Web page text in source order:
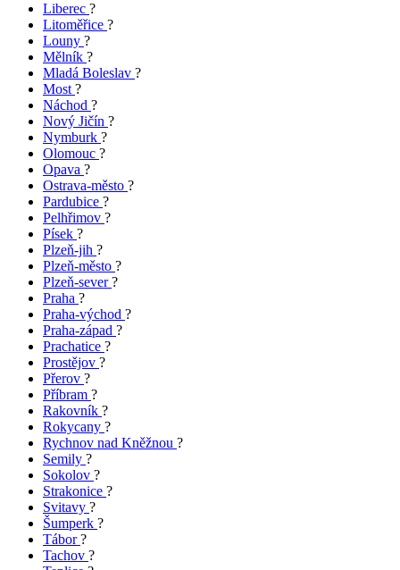
Liberec ?
Litoměřice ?
Louny ?
Mělník ?
Mladá Boleslav ?
Most?
Náchod ?
Nový Jičín ?
Nymburk ?
Olomouc ?
Opava ?
Ostrava-město ?
Pardubice ?
Pelhřimov ?
Písek ?
Plzeň-jih ?
Plzeň-město ?
Plzeň-sever?
Praha ?
Praha-východ ?
Praha-západ ?
Prachatice ?
Prostějov ?
Přerov ?
Příbram ?
Rakovník ?
Rokycany ?
Rychnov nad Kněžnou ?
Semily ?
Sokolov ?
Strakonice ?
Svitavy ?
Šumperk ?
Tábor?
Tachov ?